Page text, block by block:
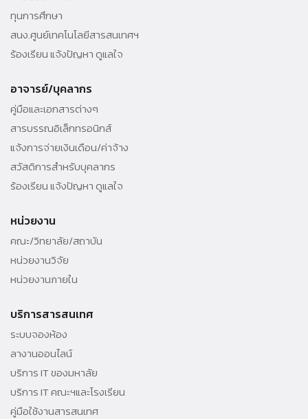
ทุนการศึกษา
สนง.ศูนย์เทคโนโลยีสารสนเทศฯ
ร้องเรียน แจ้งปัญหา ดูแลใจ
อาจารย์/บุคลากร
คู่มือและเอกสารต่างๆ
สารบรรณอิเล็กทรอนิกส์
แจ้งการจ่ายเงินเดือน/ค่าจ้าง
สวัสดิการสำหรับบุคลากร
ร้องเรียน แจ้งปัญหา ดูแลใจ
หน่วยงาน
คณะ/วิทยาลัย/สถาบัน
หน่วยงานวิจัย
หน่วยงานภายใน
บริการสารสนเทศ
ระบบจองห้อง
ลางานออนไลน์
บริการ IT ของมหาลัย
บริการ IT คณะฯและโรงเรียน
คู่มือใช้งานสารสนเทศ